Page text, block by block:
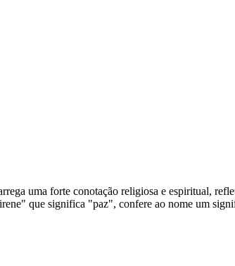
uma forte conotação religiosa e espiritual,
que significa "paz", confere ao nome um